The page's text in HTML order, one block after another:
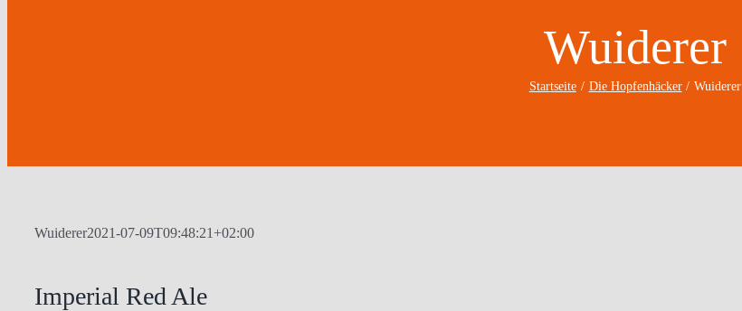
Wuiderer
Startseite Die Hopfenhäcker Wuiderer
Wuiderer2021-07-09T09:48:21+02:00
Imperial Red Ale